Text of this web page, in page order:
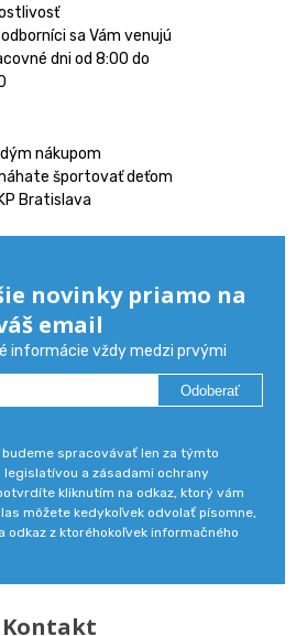
odborníci sa Vám venujú
dni od 8:00 do
nákupom
športovať deťom
Bratislava
novinky priamo na
email
informácie vždy medzi prvými
Odoberať
budeme spracovávať len za týmto
a zásadami ochrany
kliknutím na odkaz, ktorý vám
môžete kedykoľvek odvolať písomne,
odkaz z ktoréhokoľvek informačného
Kontakt